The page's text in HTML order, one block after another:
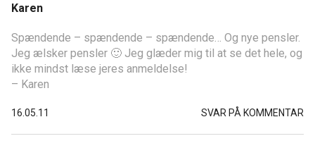
Karen
Spændende – spændende – spændende… Og nye pensler.
Jeg ælsker pensler 🙂 Jeg glæder mig til at se det hele, og
ikke mindst læse jeres anmeldelse!
– Karen
16.05.11 SVAR PÅ KOMMENTAR